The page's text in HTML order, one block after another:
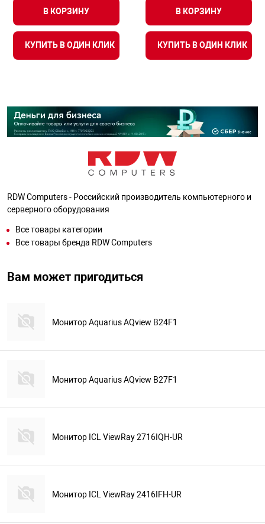
В КОРЗИНУ
КУПИТЬ В ОДИН КЛИК
В КОРЗИНУ
КУПИТЬ В ОДИН КЛИК
RDW Computers - Российский производитель компьютерного и
серверного оборудования
Все товары категории
Все товары бренда RDW Computers
Вам может пригодиться
Монитор Aquarius AQview B24F1
Монитор Aquarius AQview B27F1
Монитор ICL ViewRay 2716IQH-UR
Монитор ICL ViewRay 2416IFH-UR